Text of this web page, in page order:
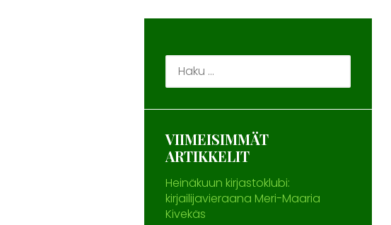
Haku:
VIIMEISIMMÄT
ARTIKKELIT
Heinäkuun kirjastoklubi:
kirjailijavieraana Meri-Maaria
Kivekäs